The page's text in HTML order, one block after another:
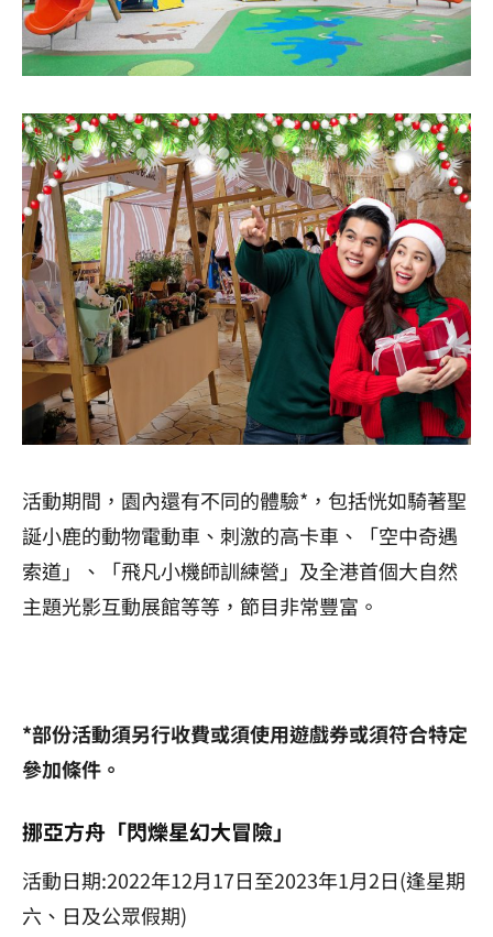
活動期間，園內還有不同的體驗*，包括恍如騎著聖
誕小鹿的動物電動車、刺激的高卡車、「空中奇遇
索道」、「飛凡小機師訓練營」及全港首個大自然
主題光影互動展館等等，節目非常豐富。
*部份活動須另行收費或須使用遊戲券或須符合特定
參加條件。
挪亞方舟「閃爍星幻大冒險」
活動日期:2022年12月17日至2023年1月2日(逢星期
六、日及公眾假期)